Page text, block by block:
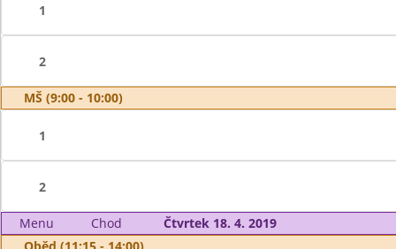
1
2
MŠ (9:00 - 10:00)
1
2
Menu Chod
Čtvrtek 18. 4. 2019